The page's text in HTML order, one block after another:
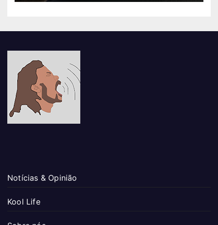
Notícias & Opinião
Kool Life